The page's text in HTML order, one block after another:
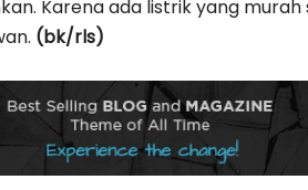
Karena ada listrik yang
(bk/rls)